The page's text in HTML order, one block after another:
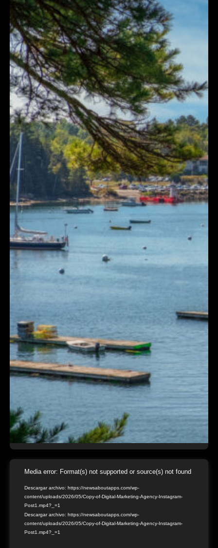
Reproductor
de
vídeo
Media error: Format(s) not supported or source(s) not found
Descargar archivo: https://newsaboutapps.com/wp-
content/uploads/2026/05/Copy-of-Digital-Marketing-Agency-Instagram-
Post1.mp4?_=1
Descargar archivo: https://newsaboutapps.com/wp-
content/uploads/2026/05/Copy-of-Digital-Marketing-Agency-Instagram-
Post1.mp4?_=1